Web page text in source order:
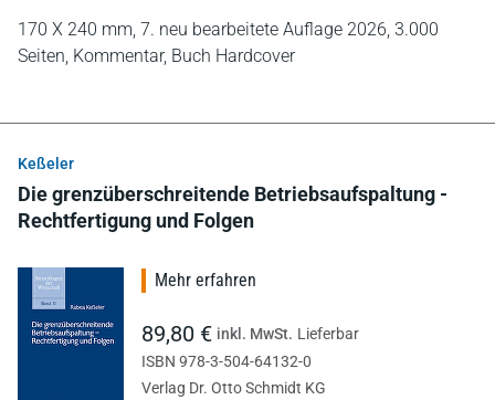
170 X 240 mm, 7. neu bearbeitete Auflage 2026, 3.000
Seiten, Kommentar, Buch Hardcover
Keßeler
Die grenzüberschreitende Betriebsaufspaltung -
Rechtfertigung und Folgen
Mehr erfahren
89,80 € inkl. MwSt. Lieferbar
ISBN 978-3-504-64132-0
Verlag Dr. Otto Schmidt KG